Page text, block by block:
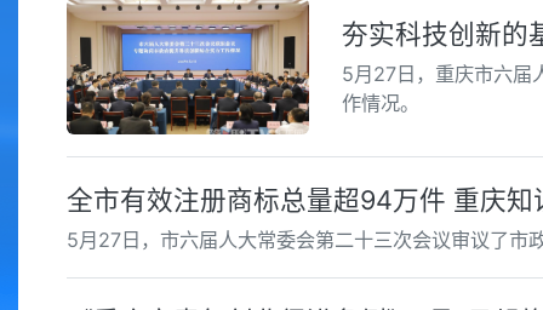
夯实科技创新的
5月27日，重庆市六届
作情况。
全市有效注册商标总量超94万件 重庆
5月27日，市六届人大常委会第二十三次会议审议了市